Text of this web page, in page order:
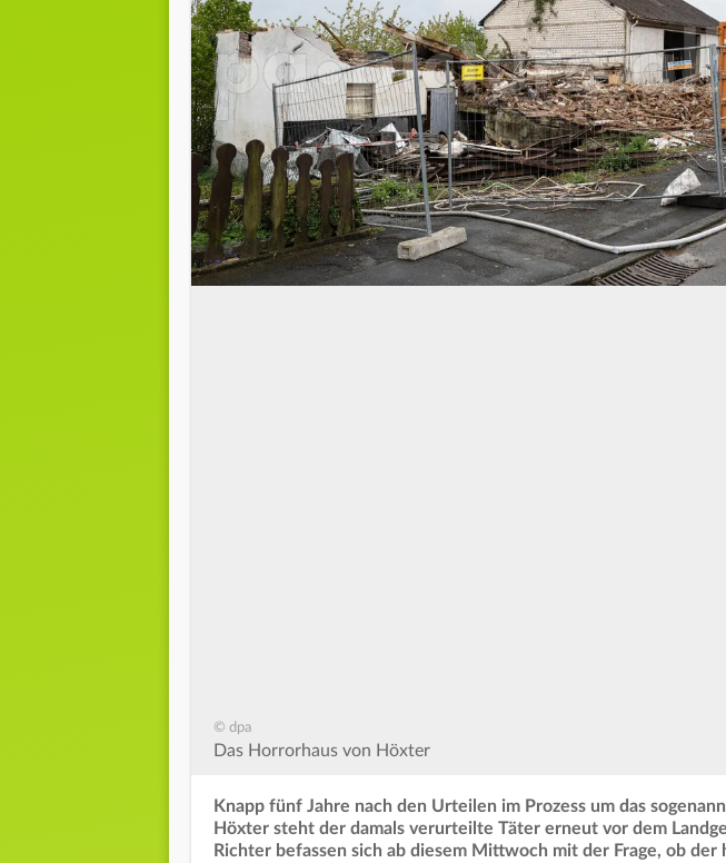
© dpa
Das Horrorhaus von Höxter
Knapp fünf Jahre nach den Urteilen im Prozess um das
Höxter steht der damals verurteilte Täter erneut vor dem
Richter befassen sich ab diesem Mittwoch mit der Frage, ob